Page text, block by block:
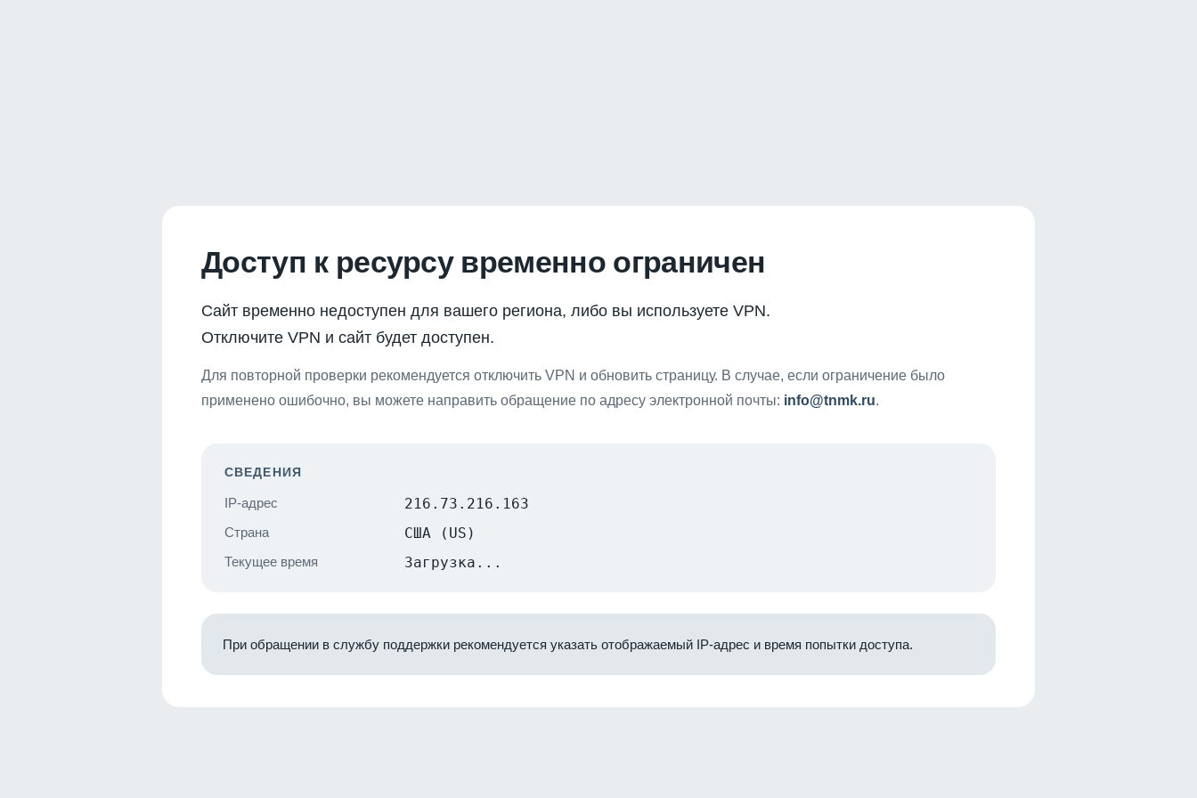
Доступ к ресурсу временно ограничен
Сайт временно недоступен для вашего региона, либо вы используете VPN.
Отключите VPN и сайт будет доступен.
Для повторной проверки рекомендуется отключить VPN и обновить страницу. В случае, если ограничение было
применено ошибочно, вы можете направить обращение по адресу электронной почты: info@tnmk.ru.
СВЕДЕНИЯ
IP-адрес 216.73.216.163
Страна США (US)
Текущее время Загрузка...
При обращении в службу поддержки рекомендуется указать отображаемый IP-адрес и время попытки доступа.